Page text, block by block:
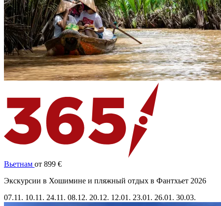
Вьетнам от 899 €
Экскурсии в Хошимине и пляжный отдых в Фантхьет 2026
07.11. 10.11. 24.11. 08.12. 20.12. 12.01. 23.01. 26.01. 30.03.